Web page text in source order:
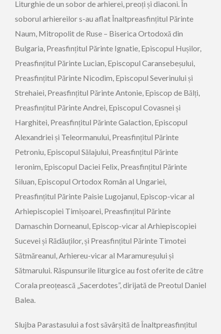
Liturghie de un sobor de arhierei, preoți și diaconi. În
soborul arhiereilor s-au aflat Înaltpreasfințitul Părinte
Naum, Mitropolit de Ruse – Biserica Ortodoxă din
Bulgaria, Preasfințitul Părinte Ignatie, Episcopul Hușilor,
Preasfințitul Părinte Lucian, Episcopul Caransebeșului,
Preasfințitul Părinte Nicodim, Episcopul Severinului și
Strehaiei, Preasfințitul Părinte Antonie, Episcop de Bălți,
Preasfințitul Părinte Andrei, Episcopul Covasnei și
Harghitei, Preasfințitul Părinte Galaction, Episcopul
Alexandriei și Teleormanului, Preasfințitul Părinte
Petroniu, Episcopul Sălajului, Preasfințitul Părinte
Ieronim, Episcopul Daciei Felix, Preasfințitul Părinte
Siluan, Episcopul Ortodox Român al Ungariei,
Preasfințitul Părinte Paisie Lugojanul, Episcop-vicar al
Arhiepiscopiei Timișoarei, Preasfințitul Părinte
Damaschin Dorneanul, Episcop-vicar al Arhiepiscopiei
Sucevei și Rădăuților, și Preasfințitul Părinte Timotei
Sătmăreanul, Arhiereu-vicar al Maramureșului și
Sătmarului. Răspunsurile liturgice au fost oferite de către
Corala preoțească „Sacerdotes”, dirijată de Preotul Daniel
Balea.
Slujba Parastasului a fost săvârșită de Înaltpreasfințitul